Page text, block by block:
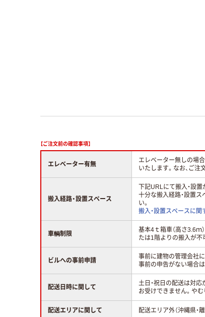
【ご注文前の確認事項】
エレベーター有無
エレベーター無しの場
いたします。なお、ご
搬入経路・設置スペース
下記URLにて搬入・設
十分な搬入経路・設置
い。
搬入・設置スペースに関
車輌制限
基本4ｔ箱車（高さ3.6ｍ
たは1階よりの搬入が不
ビルへの事前申請
事前に建物の管理会社
事前の申告がない場合
配送日時に関して
土日・祝日の配送は対
お受けできません。や
配送エリアに関して 配送エリア外（沖縄県・